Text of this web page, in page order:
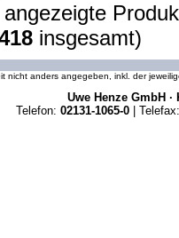
angezeigte
insgesamt)
nicht anders angegeben, inkl. der
Uwe Henze GmbH ·
Telefon: 02131-1065-0 | Telefax: